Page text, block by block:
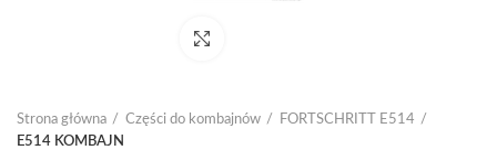
Strona główna Części do kombajnów
FORTSCHRITT E514
E514 KOMBAJN